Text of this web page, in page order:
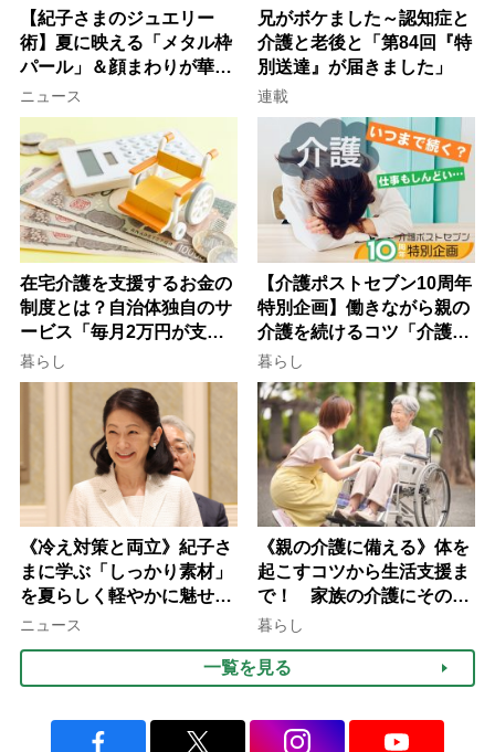
【紀子さまのジュエリー
術】夏に映える「メタル枠
パール」＆顔まわりが華や
ぐ「揺れる一粒」の使い分
け方
ニュース
兄がボケました～認知症と
介護と老後と「第84回『特
別送達』が届きました」
連載
在宅介護を支援するお金の
制度とは？自治体独自のサ
ービス「毎月2万円が支給
される」ケースも【FP解
説】
暮らし
【介護ポストセブン10周年
特別企画】働きながら親の
介護を続けるコツ「介護は
10年以上続くことも…3つ
のフェーズに分けて考えて
みよう」【社会福祉士解
説】
暮らし
《冷え対策と両立》紀子さ
まに学ぶ「しっかり素材」
を夏らしく軽やかに魅せる
3つの着こなし法則
ニュース
《親の介護に備える》体を
起こすコツから生活支援ま
で！ 家族の介護にそのま
ま活かせる2つの資格
暮らし
一覧を見る